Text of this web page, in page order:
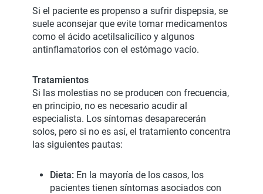
Si el paciente es propenso a sufrir dispepsia, se
suele aconsejar que evite tomar medicamentos
como el ácido acetilsalicílico y algunos
antinflamatorios con el estómago vacío.
Tratamientos
Si las molestias no se producen con frecuencia,
en principio, no es necesario acudir al
especialista. Los síntomas desaparecerán
solos, pero si no es así, el tratamiento concentra
las siguientes pautas:
Dieta: En la mayoría de los casos, los
pacientes tienen síntomas asociados con